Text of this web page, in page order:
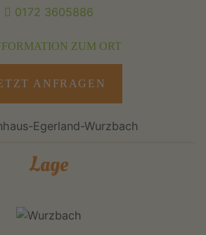
0172 3605886
ZUM ORT
ANFRAGEN
Lage